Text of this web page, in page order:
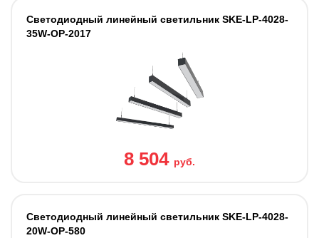
Светодиодный линейный светильник SKE-LP-4028-
35W-OP-2017
8 504 руб.
Светодиодный линейный светильник SKE-LP-4028-
20W-OP-580